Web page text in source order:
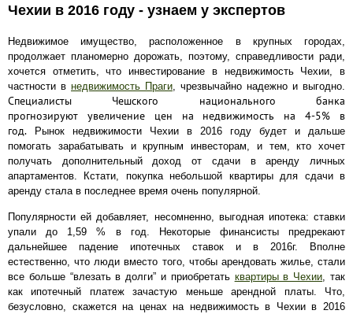
Дома
Коммерческие объекты
Чехии в 2016 году - узнаем у экспертов
Недвижимое имущество, расположенное в крупных городах,
продолжает планомерно дорожать, поэтому, справедливости ради,
хочется отметить, что инвестирование в недвижимость Чехии, в
частности в недвижимость Праги , чрезвычайно надежно и выгодно.
Специалисты Чешского национального банка
прогнозируют увеличение цен на недвижимость на 4-5% в
год.
Рынок недвижимости Чехии в 2016 году будет и дальше
помогать зарабатывать и крупным инвесторам, и тем, кто хочет
получать дополнительный доход от сдачи в аренду личных
апартаментов. Кстати, покупка небольшой квартиры для сдачи в
аренду стала в последнее время очень популярной.
Популярности ей добавляет, несомненно, выгодная ипотека: ставки
упали до 1,59 % в год. Некоторые финансисты предрекают
дальнейшее падение ипотечных ставок и в 2016г. Вполне
естественно, что люди вместо того, чтобы арендовать жилье, стали
все больше “влезать в долги” и приобретать квартиры в Чехии , так
как ипотечный платеж зачастую меньше арендной платы. Что,
безусловно, скажется на ценах на недвижимость в Чехии в 2016